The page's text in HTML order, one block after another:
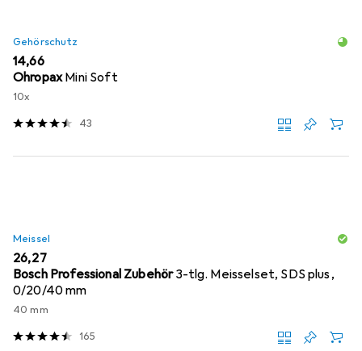
Gehörschutz
EUR
14,66
OhropaxMini Soft
10x
43
Meissel
EUR
26,27
Bosch Professional Zubehör3-tlg. Meisselset, SDS plus,
0/20/40 mm
40 mm
165